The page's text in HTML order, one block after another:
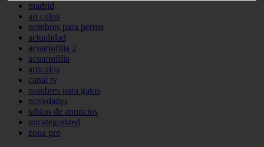
madrid
art culos
nombres para perros
actualidad
acuariofilia 2
acuariofilia
articulos
canal tv
nombres para gatos
novedades
tablon de anuncios
uncategorized
zona pro